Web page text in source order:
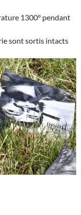
1300° pendant
sont sortis intacts